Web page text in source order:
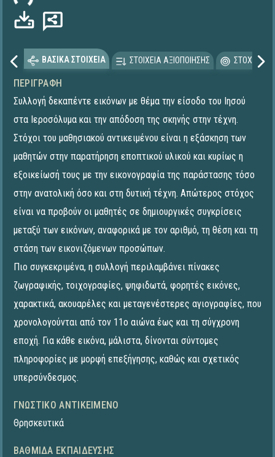
ΒΑΣΙΚΑ ΣΤΟΙΧΕΙΑ ΣΤΟΙΧΕΙΑ ΑΞΙΟΠΟΙΗΣΗΣ
ΠΕΡΙΓΡΑΦΉ
Συλλογή δεκαπέντε εικόνων με θέμα την είσοδο του Ιησού
στα Ιεροσόλυμα και την απόδοση της σκηνής στην τέχνη.
Στόχοι του μαθησιακού αντικειμένου είναι η εξάσκηση των
μαθητών στην παρατήρηση εποπτικού υλικού και κυρίως η
εξοικείωσή τους με την εικονογραφία της παράστασης τόσο
στην ανατολική όσο και στη δυτική τέχνη. Απώτερος στόχος
είναι να προβούν οι μαθητές σε δημιουργικές συγκρίσεις
μεταξύ των εικόνων, αναφορικά με τον αριθμό, τη θέση και τη
στάση των εικονιζόμενων προσώπων.
Πιο συγκεκριμένα, η συλλογή περιλαμβάνει πίνακες
ζωγραφικής, τοιχογραφίες, ψηφιδωτά, φορητές εικόνες,
χαρακτικά, ακουαρέλες και μεταγενέστερες αγιογραφίες, που
χρονολογούνται από τον 11ο αιώνα έως και τη σύγχρονη
εποχή. Για κάθε εικόνα, μάλιστα, δίνονται σύντομες
πληροφορίες με μορφή επεξήγησης, καθώς και σχετικός
υπερσύνδεσμος.
ΓΝΩΣΤΙΚΌ ΑΝΤΙΚΕΊΜΕΝΟ
Θρησκευτικά
ΒΑΘΜΊΔΑ ΕΚΠΑΊΔΕΥΣΗΣ